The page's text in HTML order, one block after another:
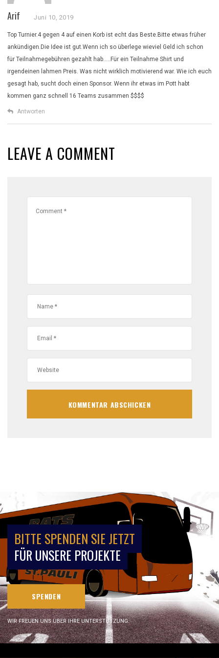
Arif Juni 10, 2019
Top Turnier.4 gegen 4 auf einen Korb ist echt das Beste.Bitte etwas früher
ankündigen.Die Idee ist gut.Wenn ich so überlege wieviel Geld ich schon
für Teilnahmegebühren gezahlt hab…..Für ein Teilnahme Shirt und
irgendeinen lahmen Preis. Was nicht wirklich motivierend war. Wie ich euch
gesagt hab, sucht doch einen Sponsor. Wenn ihr etwas im Pott habt
kommen ganz schnell 16 Teams zusammen $$$$
Antworten
LEAVE A COMMENT
BITTE SPENDEN SIE JETZT
FÜR UNSERE PROJEKTE
SPENDEN
WIR FREUEN UNS ÜBER IHRE UNTERSTÜTZUNG.